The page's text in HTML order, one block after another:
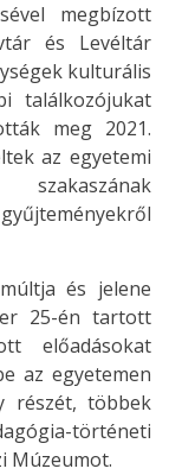
megbízott
és Levéltár
kulturális
találkozójukat
meg 2021.
az egyetemi
és jelene
25-én tartott
előadásokat
az egyetemen
részét, többek
történeti
Múzeumot.